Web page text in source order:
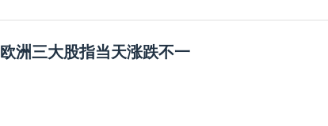
欧洲三大股指当天涨跌不一